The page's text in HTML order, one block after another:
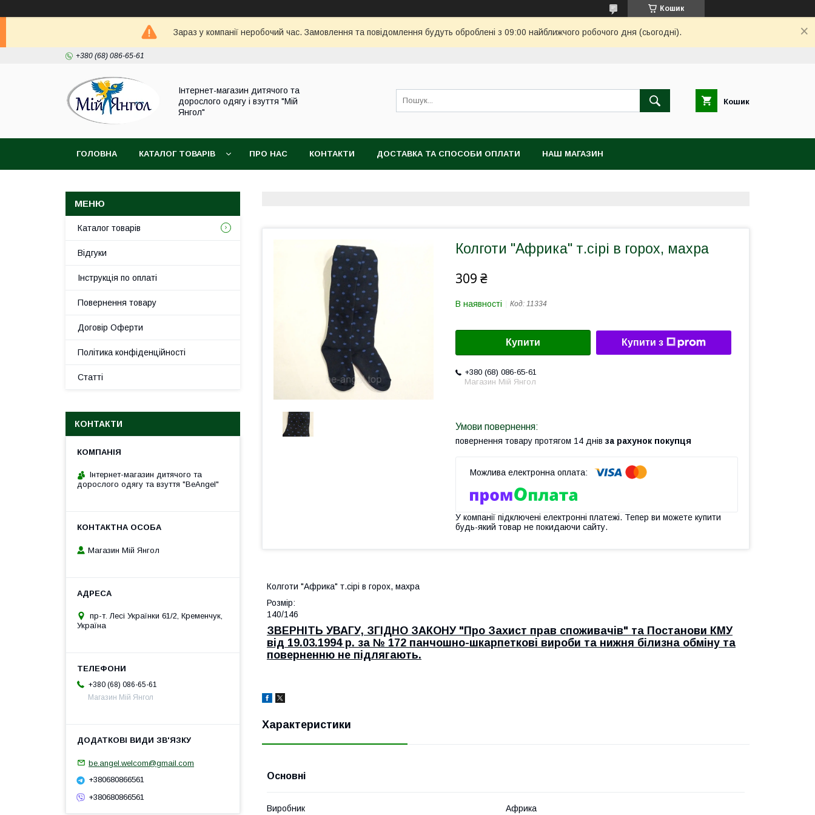
Кошик
Зараз у компанії неробочий час. Замовлення та повідомлення будуть оброблені з 09:00 найближчого робочого дня (сьогодні).
+380 (68) 086-65-61
Інтернет-магазин дитячого та
дорослого одягу і взуття "Мій
Янгол"
Кошик
ГОЛОВНА КАТАЛОГ ТОВАРІВ ПРО НАС КОНТАКТИ ДОСТАВКА ТА СПОСОБИ ОПЛАТИ НАШ МАГАЗИН
Колготи "Африка" т.сірі в горох, махра
309 ₴
В наявності Код: 11334
Купити Купити з
+380 (68) 086-65-61
Магазин Мій Янгол
повернення товару протягом 14 днів за рахунок покупця
У компанії підключені електронні платежі. Тепер ви можете купити
будь-який товар не покидаючи сайту.
Колготи "Африка" т.сірі в горох, махра
Розмір:
140/146
ЗВЕРНІТЬ УВАГУ, ЗГІДНО ЗАКОНУ "Про Захист прав споживачів" та Постанови КМУ
від 19.03.1994 р. за № 172 панчошно-шкарпеткові вироби та нижня білизна обміну та
поверненню не підлягають.
Характеристики
Основні
Виробник Африка
Каталог товарів
Відгуки
Інструкція по оплаті
Повернення товару
Договір Оферти
Політика конфіденційності
Статті
КОНТАКТИ
Інтернет-магазин дитячого та
дорослого одягу та взуття "BeAngel"
Магазин Мій Янгол
пр-т. Лесі Українки 61/2, Кременчук,
Україна
+380 (68) 086-65-61
Магазин Мій Янгол
be.angel.welcom@gmail.com
+380680866561
+380680866561